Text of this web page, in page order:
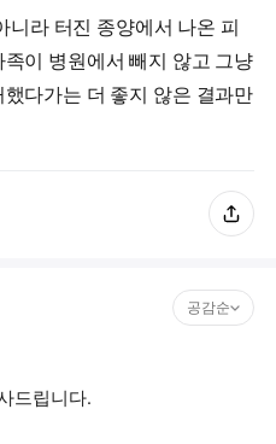
니라 터진 종양에서 나온 피
이 병원에서 빼지 않고 그냥
다가는 더 좋지 않은 결과만
공감순
드립니다.